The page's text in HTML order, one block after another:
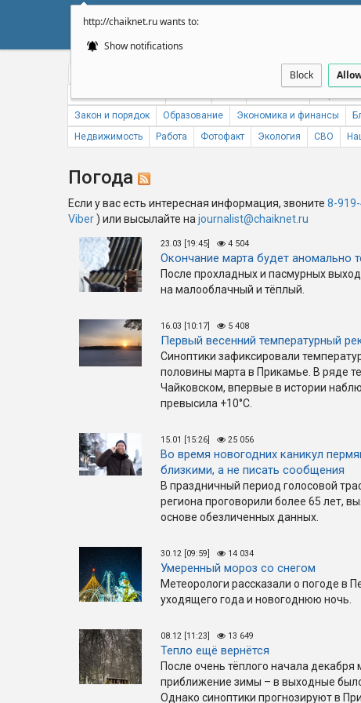
http://chaiknet.ru wants to:
Show notifications
Block
Спорт
Закон и порядок
Образование Экономика и финансы
Недвижимость
Работа Фотофакт Экология СВО
Погода
Если у вас есть интересная информация, звоните 8-
Viber) или высылайте на journalist@chaiknet.ru
23.03 [19:45] 4 504
Окончание марта будет аномально
После прохладных и пасмурных
на малооблачный и тёплый.
16.03 [10:17] 5 408
Первый весенний температурный
Синоптики зафиксировали
половины марта в Прикамье. В ряде
Чайковском, впервые в истории
превысила +10°C.
15.01 [15:26] 25 056
Во время новогодних каникул
близкими, а не писать сообщения
В праздничный период голосовой
региона проговорили более 65 лет,
основе обезличенных данных.
30.12 [09:59] 14 034
Умеренный мороз со снегом
Метеорологи рассказали о погоде в
уходящего года и новогоднюю ночь.
08.12 [11:23] 13 649
Тепло ещё вернётся
После очень тёплого начала
приближение зимы – в выходные
Однако синоптики прогнозируют в